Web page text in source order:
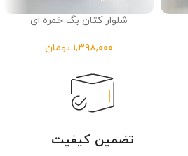
شلوار کتان بگ خمره ای
تومان
تضمین کیفیت